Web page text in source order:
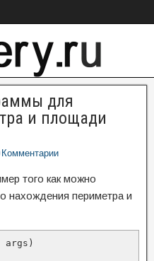
для
и площади
Комментарии
того как можно
нахождения периметра и